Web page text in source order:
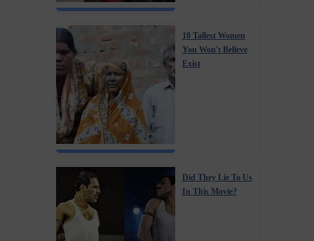
10 Tallest Women
You Won't Believe
Exist
Did They Lie To Us
In This Movie?